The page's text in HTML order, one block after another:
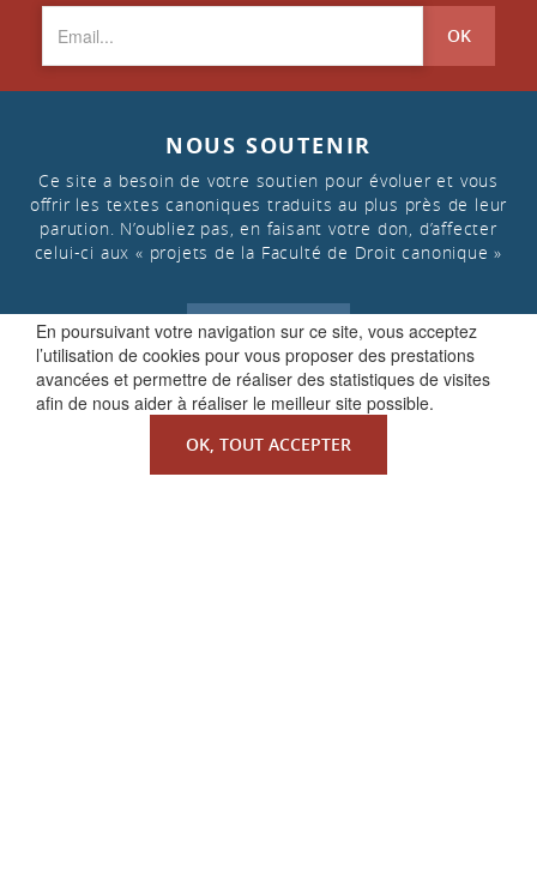
En poursuivant votre navigation sur ce site, vous acceptez
l’utilisation de cookies pour vous proposer des prestations
avancées et permettre de réaliser des statistiques de visites
afin de nous aider à réaliser le meilleur site possible.
OK, TOUT ACCEPTER
OK
NOUS SOUTENIR
Ce site a besoin de votre soutien pour évoluer et vous
offrir les textes canoniques traduits au plus près de leur
parution. N’oubliez pas, en faisant votre don, d’affecter
celui-ci aux « projets de la Faculté de Droit canonique »
FAIRE UN DON